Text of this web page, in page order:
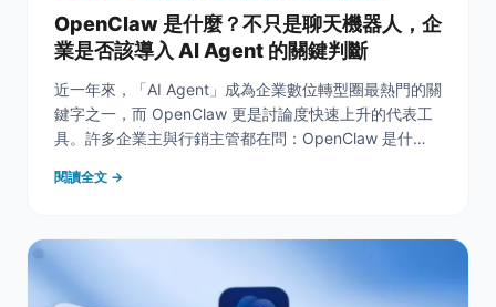
OpenClaw 是什麼？不只是聊天機器人，企
業是否該導入 AI Agent 的關鍵判斷
近一年來，「AI Agent」成為企業數位轉型圈最熱門的關
鍵字之一，而 OpenClaw 更是討論度快速上升的代表工
具。許多企業主與行銷主管都在問：OpenClaw 是什
這篇文章將用最容易理解的方式，帶你一次看懂
閱讀全文 →